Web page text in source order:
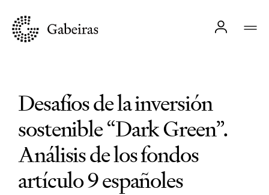
Desafíos de la inversión
sostenible “Dark Green”.
Análisis de los fondos
artículo 9 españoles